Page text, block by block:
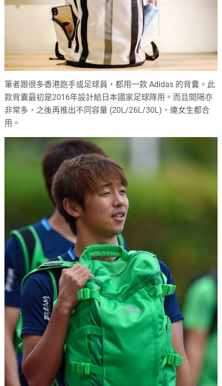
筆者跟很多香港跑手或足球員，都用一款 Adidas 的背囊。此
款背囊最初是2016年設計給日本國家足球隊用。而且間隔亦
非常多，之後再推出不同容量 (20L/26L/30L)，連女生都合
用。